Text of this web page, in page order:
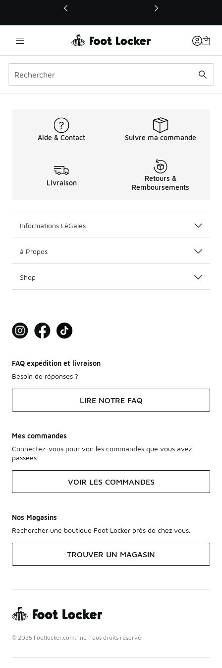
Ce lien ouvrira une nouvelle fenêtre
T-shirts pour Enfants
Aide & Contact Suivre ma commande
Livraison
Retours &
Remboursements
Informations LéGales
à Propos
Shop
FAQ expédition et livraison
Besoin de réponses ?
LIRE NOTRE FAQ
Mes commandes
Connectez-vous pour voir les commandes que vous avez
passées.
VOIR LES COMMANDES
Nos Magasins
Rechercher une boutique Foot Locker près de chez vous.
TROUVER UN MAGASIN
© 2025 Footlocker.com, Inc. Tous droits réservé